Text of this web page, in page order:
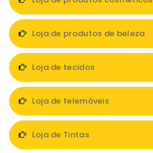
Loja de produtos de beleza
Loja de tecidos
Loja de telemóveis
Loja de Tintas